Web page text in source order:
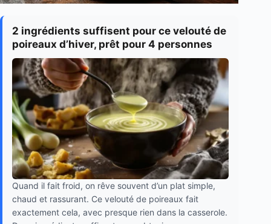
2 ingrédients suffisent pour ce velouté de
poireaux d’hiver, prêt pour 4 personnes
Quand il fait froid, on rêve souvent d’un plat simple,
chaud et rassurant. Ce velouté de poireaux fait
exactement cela, avec presque rien dans la casserole.